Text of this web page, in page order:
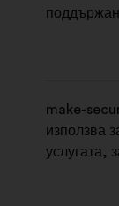
д
make-
използва
услугата,